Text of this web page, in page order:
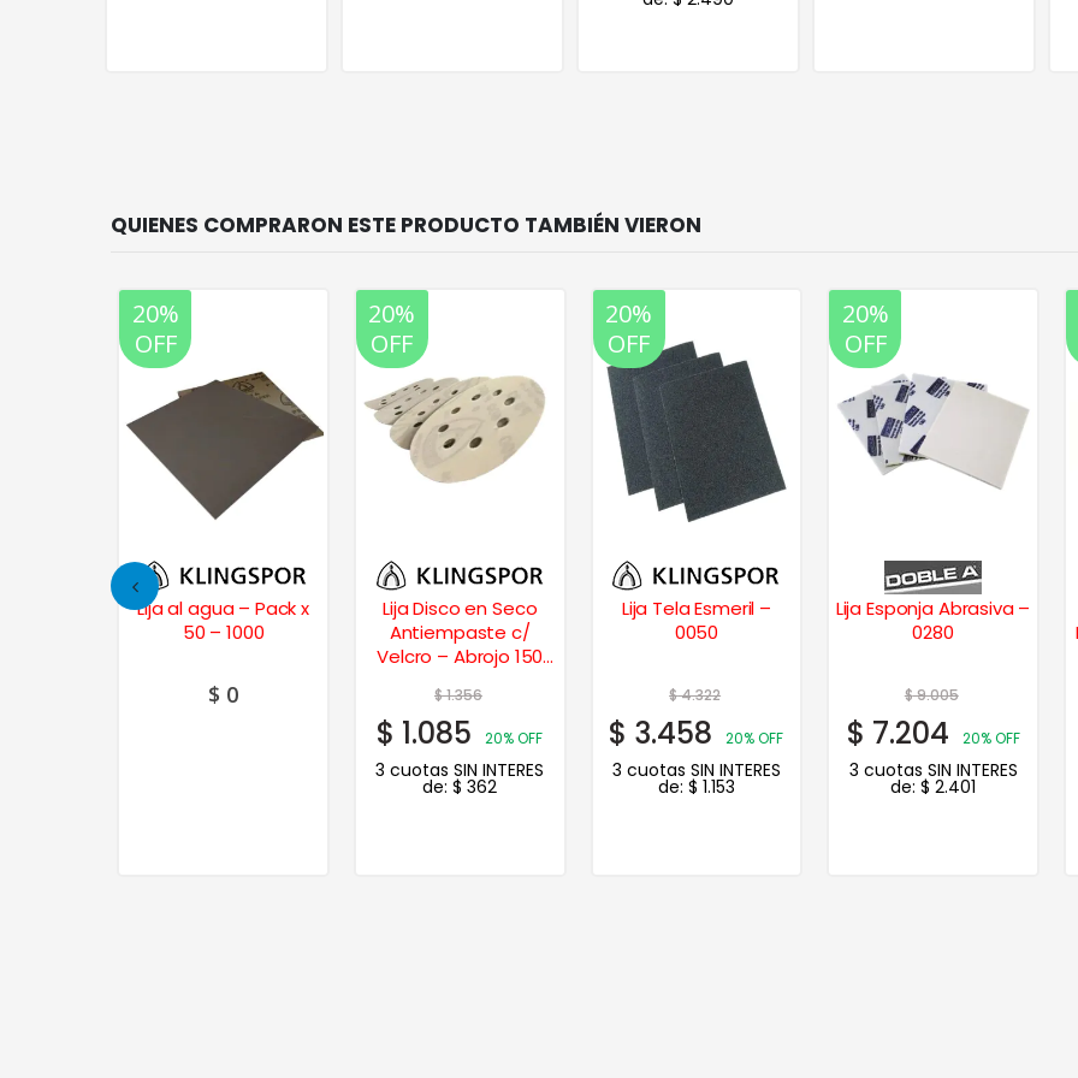
20%
OFF
Lija al agua – Pack x
50 – 1000
$ 0
20%
OFF
Lija Disco en Seco
Antiempaste c/
Velcro – Abrojo 150
$1.356
$ 1.085 20% OFF
3 cuotas SIN INTERES
de:$ 362
20%
OFF
Lija Tela Esmeril –
0050
$4.322
$ 3.458 20% OFF
3 cuotas SIN INTERES
de: $ 1.153
20%
OFF
Lija Esponja Abrasiva –
0280
$9.005
$ 7.204 20% OFF
3 cuotas SIN INTERES
de:$ 2.401